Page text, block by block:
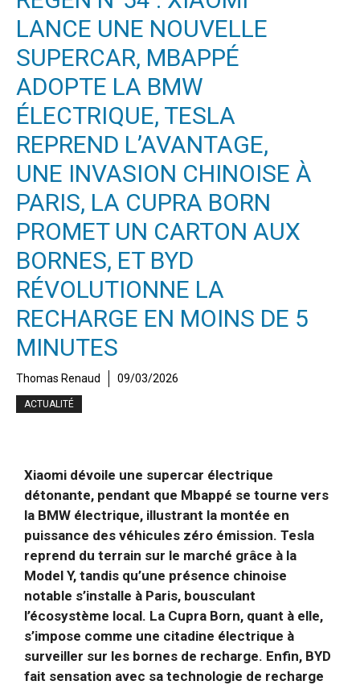
LANCE UNE NOUVELLE
SUPERCAR, MBAPPÉ
ADOPTE LA BMW
ÉLECTRIQUE, TESLA
REPREND L’AVANTAGE,
UNE INVASION CHINOISE À
PARIS, LA CUPRA BORN
PROMET UN CARTON AUX
BORNES, ET BYD
RÉVOLUTIONNE LA
RECHARGE EN MOINS DE 5
MINUTES
Thomas Renaud 09/03/2026
ACTUALITÉ
Xiaomi dévoile une supercar électrique
détonante, pendant que Mbappé se tourne vers
la BMW électrique, illustrant la montée en
puissance des véhicules zéro émission. Tesla
reprend du terrain sur le marché grâce à la
Model Y, tandis qu’une présence chinoise
notable s’installe à Paris, bousculant
l’écosystème local. La Cupra Born, quant à elle,
s’impose comme une citadine électrique à
surveiller sur les bornes de recharge. Enfin, BYD
fait sensation avec sa technologie de recharge